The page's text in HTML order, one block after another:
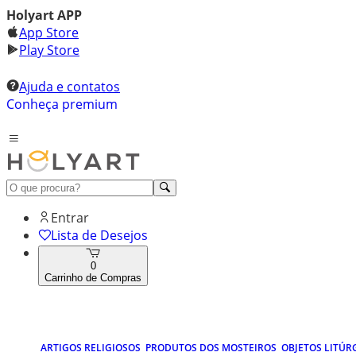
Holyart APP
App Store
Play Store
Ajuda e contatos
Conheça premium
Entrar
Lista de Desejos
0
Carrinho de Compras
ARTIGOS RELIGIOSOS PRODUTOS DOS MOSTEIROS OBJETOS